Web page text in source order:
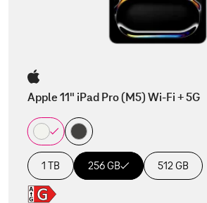
Apple 11" iPad Pro (M5) Wi-Fi + 5G
1 TB 256 GB 512 GB